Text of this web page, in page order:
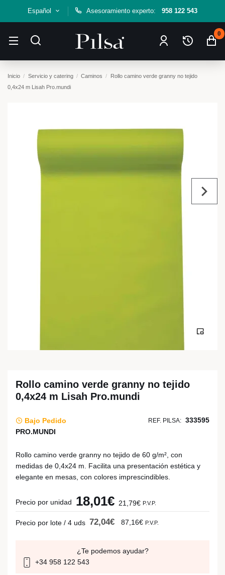
Español Asesoramiento experto: 958 122 543
0
Inicio Servicio y catering Caminos
Rollo camino verde granny no tejido
0,4x24 m Lisah Pro.mundi
Rollo camino verde granny no tejido
0,4x24 m Lisah Pro.mundi
Bajo Pedido REF. PILSA: 333595
PRO.MUNDI
Rollo camino verde granny no tejido de 60 g/m², con
medidas de 0,4x24 m. Facilita una presentación estética y
elegante en mesas, con colores imprescindibles.
Precio por unidad 18,01€ 21,79€ P.V.P.
Precio por lote / 4 uds 72,04€ 87,16€ P.V.P.
¿Te podemos ayudar?
+34 958 122 543